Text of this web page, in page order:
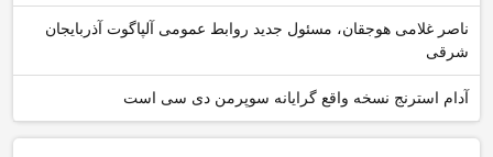
ناصر غلامی هوجقان، مسئول جدید روابط عمومی آلپاگوت آذربایجان
شرقی
آدام استرنج نسخه واقع گرایانه سوپرمن دی سی است